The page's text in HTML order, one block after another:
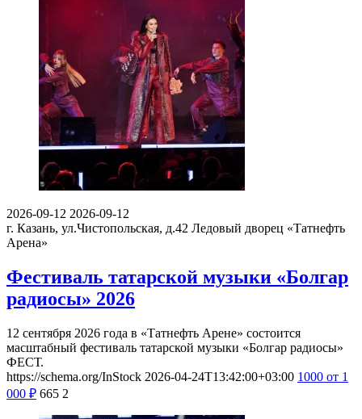
2026-09-12 2026-09-12
г. Казань, ул.Чистопольская, д.42 Ледовый дворец «Татнефть
Арена»
Фестиваль татарской музыки «Болгар
радиосы» 2026
12 сентября 2026 года в «Татнефть Арене» состоится
масштабный фестиваль татарской музыки «Болгар радиосы»
ФЕСТ.
https://schema.org/InStock 2026-04-24T13:42:00+03:00 1000 от 1
000 ₽ 665 2